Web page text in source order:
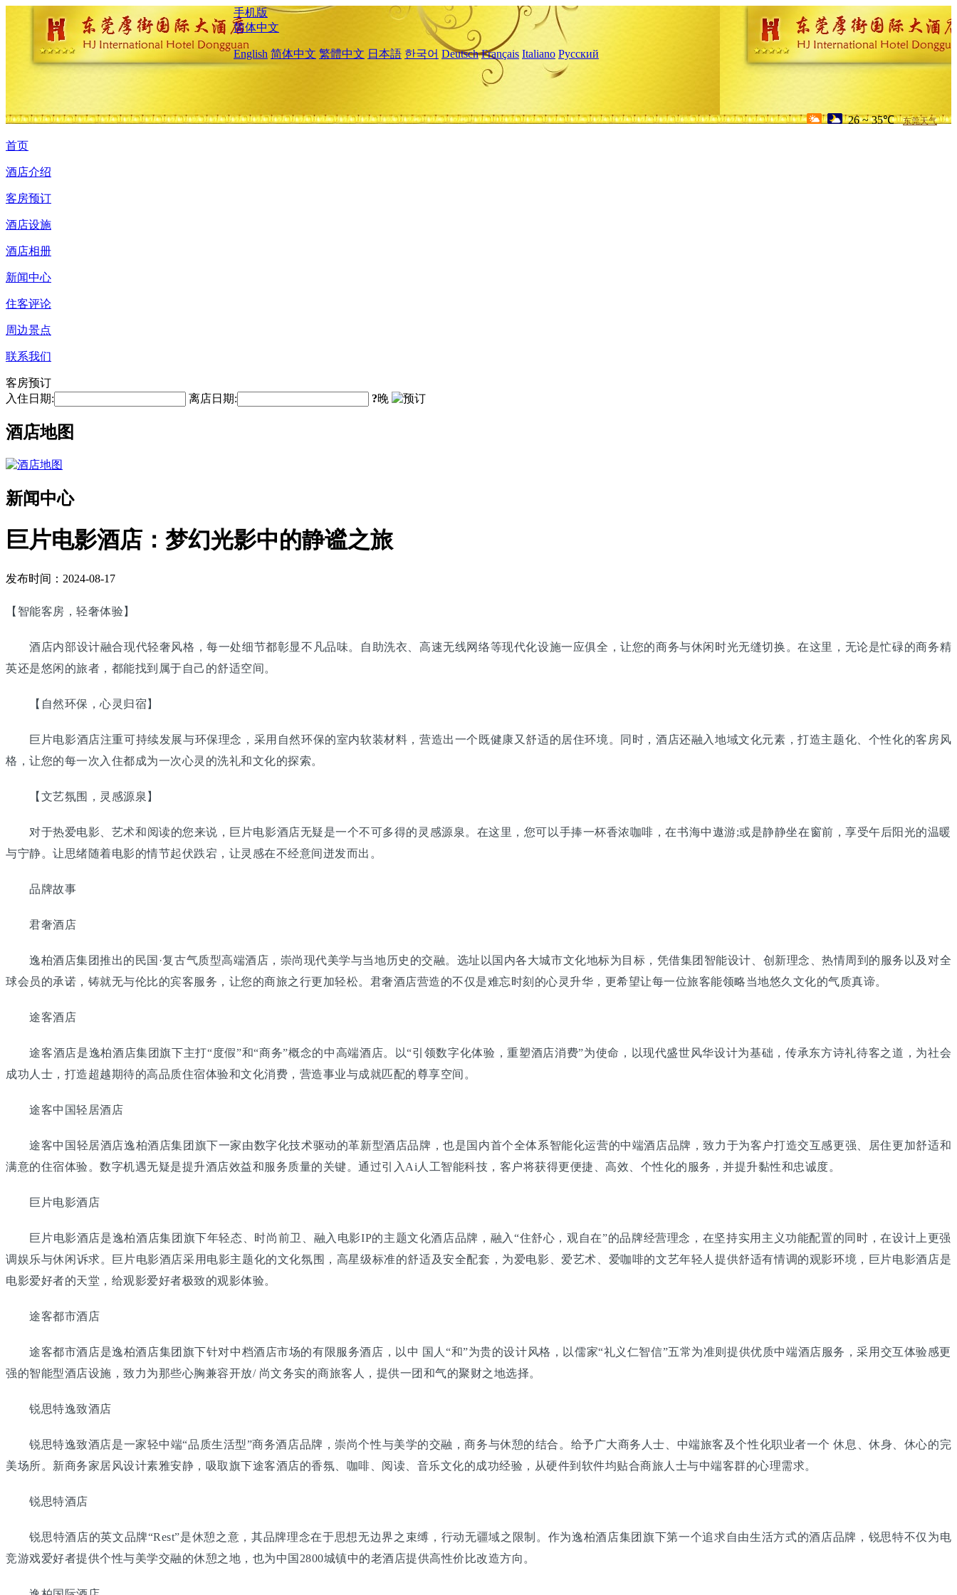
手机版
简体中文
English 简体中文 繁體中文 日本語 한국어 Deutsch Français Italiano Русский
26 ~ 35℃ 东莞天气
首页
酒店介绍
客房预订
酒店设施
酒店相册
新闻中心
住客评论
周边景点
联系我们
客房预订
入住日期:
离店日期: ?晚
酒店地图
新闻中心
巨片电影酒店：梦幻光影中的静谧之旅
发布时间：2024-08-17
【智能客房，轻奢体验】
酒店内部设计融合现代轻奢风格，每一处细节都彰显不凡品味。自助洗衣、高速无线网络等现代化设施一应俱全，让您的商务与休闲时光无缝切换。在这里，无论是忙碌的商务精
英还是悠闲的旅者，都能找到属于自己的舒适空间。
【自然环保，心灵归宿】
巨片电影酒店注重可持续发展与环保理念，采用自然环保的室内软装材料，营造出一个既健康又舒适的居住环境。同时，酒店还融入地域文化元素，打造主题化、个性化的客房风
格，让您的每一次入住都成为一次心灵的洗礼和文化的探索。
【文艺氛围，灵感源泉】
对于热爱电影、艺术和阅读的您来说，巨片电影酒店无疑是一个不可多得的灵感源泉。在这里，您可以手捧一杯香浓咖啡，在书海中遨游;或是静静坐在窗前，享受午后阳光的温暖
与宁静。让思绪随着电影的情节起伏跌宕，让灵感在不经意间迸发而出。
品牌故事
君奢酒店
逸柏酒店集团推出的民国·复古气质型高端酒店，崇尚现代美学与当地历史的交融。选址以国内各大城市文化地标为目标，凭借集团智能设计、创新理念、热情周到的服务以及对全
球会员的承诺，铸就无与伦比的宾客服务，让您的商旅之行更加轻松。君奢酒店营造的不仅是难忘时刻的心灵升华，更希望让每一位旅客能领略当地悠久文化的气质真谛。
途客酒店
途客酒店是逸柏酒店集团旗下主打“度假”和“商务”概念的中高端酒店。以“引领数字化体验，重塑酒店消费”为使命，以现代盛世风华设计为基础，传承东方诗礼待客之道，为社会
成功人士，打造超越期待的高品质住宿体验和文化消费，营造事业与成就匹配的尊享空间。
途客中国轻居酒店
途客中国轻居酒店逸柏酒店集团旗下一家由数字化技术驱动的革新型酒店品牌，也是国内首个全体系智能化运营的中端酒店品牌，致力于为客户打造交互感更强、居住更加舒适和
满意的住宿体验。数字机遇无疑是提升酒店效益和服务质量的关键。通过引入Ai人工智能科技，客户将获得更便捷、高效、个性化的服务，并提升黏性和忠诚度。
巨片电影酒店
巨片电影酒店是逸柏酒店集团旗下年轻态、时尚前卫、融入电影IP的主题文化酒店品牌，融入“住舒心，观自在”的品牌经营理念，在坚持实用主义功能配置的同时，在设计上更强
调娱乐与休闲诉求。巨片电影酒店采用电影主题化的文化氛围，高星级标准的舒适及安全配套，为爱电影、爱艺术、爱咖啡的文艺年轻人提供舒适有情调的观影环境，巨片电影酒店是
电影爱好者的天堂，给观影爱好者极致的观影体验。
途客都市酒店
途客都市酒店是逸柏酒店集团旗下针对中档酒店市场的有限服务酒店，以中 国人“和”为贵的设计风格，以儒家“礼义仁智信”五常为准则提供优质中端酒店服务，采用交互体验感更
强的智能型酒店设施，致力为那些心胸兼容开放/ 尚文务实的商旅客人，提供一团和气的聚财之地选择。
锐思特逸致酒店
锐思特逸致酒店是一家轻中端“品质生活型”商务酒店品牌，崇尚个性与美学的交融，商务与休憩的结合。给予广大商务人士、中端旅客及个性化职业者一个 休息、休身、休心的完
美场所。新商务家居风设计素雅安静，吸取旗下途客酒店的香氛、咖啡、阅读、音乐文化的成功经验，从硬件到软件均贴合商旅人士与中端客群的心理需求。
锐思特酒店
锐思特酒店的英文品牌“Rest”是休憩之意，其品牌理念在于思想无边界之束缚，行动无疆域之限制。作为逸柏酒店集团旗下第一个追求自由生活方式的酒店品牌，锐思特不仅为电
竞游戏爱好者提供个性与美学交融的休憩之地，也为中国2800城镇中的老酒店提供高性价比改造方向。